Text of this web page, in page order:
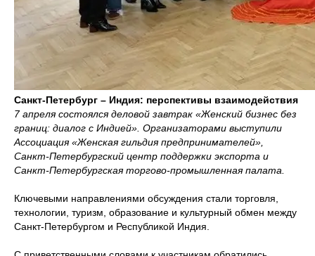
Санкт-Петербург – Индия: перспективы взаимодействия
7 апреля состоялся деловой завтрак «Женский бизнес без
границ: диалог с Индией». Организаторами выступили
Ассоциация «Женская гильдия предпринимателей»,
Санкт-Петербургский центр поддержки экспорта и
Санкт-Петербургская торгово-промышленная палата.
Ключевыми направлениями обсуждения стали торговля,
технологии, туризм, образование и культурный обмен между
Санкт-Петербургом и Республикой Индия.